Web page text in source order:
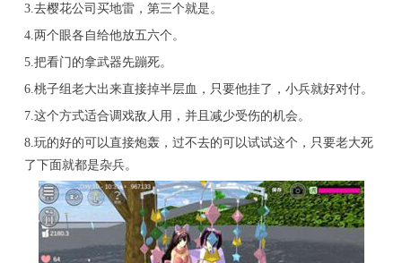
3.去樱花公司买地雷，第三个就是。
4.两个眼各自给他放五六个。
5.把看门的拿武器先蹦死。
6.桃子组老大出来直接掉半层血，只要他挂了，小兵就好对付。
7.这个方式适合调戏敌人用，并且减少受伤的机会。
8.玩的好的可以直接炮轰，过不去的可以试试这个，只要老大死
了下面就都是杂兵。